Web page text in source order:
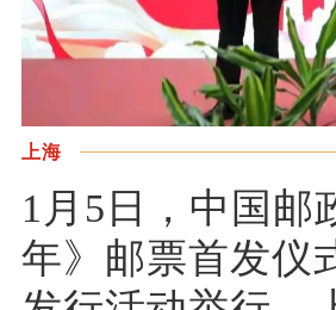
上海
1月5日，中国邮
年》邮票首发仪